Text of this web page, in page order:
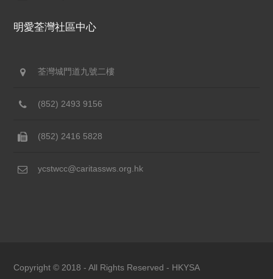
明愛荃灣社區中心
荃灣城門道九號二樓
(852) 2493 9156
(852) 2416 5828
ycstwcc@caritassws.org.hk
Copyright © 2018 - All Rights Reserved - HKYSA